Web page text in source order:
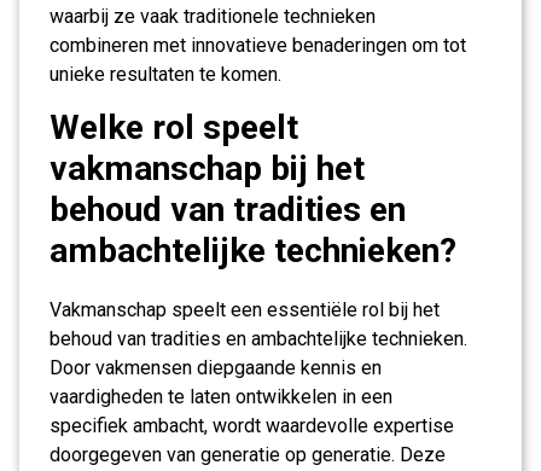
waarbij ze vaak traditionele technieken
combineren met innovatieve benaderingen om tot
unieke resultaten te komen.
Welke rol speelt
vakmanschap bij het
behoud van tradities en
ambachtelijke technieken?
Vakmanschap speelt een essentiële rol bij het
behoud van tradities en ambachtelijke technieken.
Door vakmensen diepgaande kennis en
vaardigheden te laten ontwikkelen in een
specifiek ambacht, wordt waardevolle expertise
doorgegeven van generatie op generatie. Deze